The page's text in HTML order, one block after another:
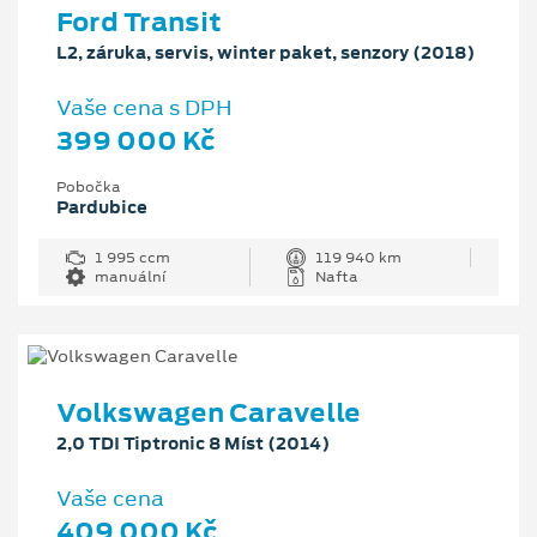
Ford Transit
L2, záruka, servis, winter paket, senzory (2018)
Vaše cena s DPH
399 000 Kč
Pobočka
Pardubice
1 995 ccm
119 940 km
manuální
Nafta
Volkswagen Caravelle
2,0 TDI Tiptronic 8 Míst (2014)
Vaše cena